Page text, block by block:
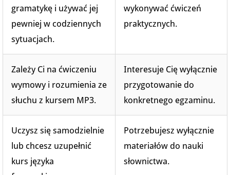
gramatykę i używać jej
pewniej w codziennych
sytuacjach.
wykonywać ćwiczeń
praktycznych.
Zależy Ci na ćwiczeniu
wymowy i rozumienia ze
słuchu z kursem MP3.
Interesuje Cię wyłącznie
przygotowanie do
konkretnego egzaminu.
Uczysz się samodzielnie
lub chcesz uzupełnić
kurs języka
Potrzebujesz wyłącznie
materiałów do nauki
słownictwa.